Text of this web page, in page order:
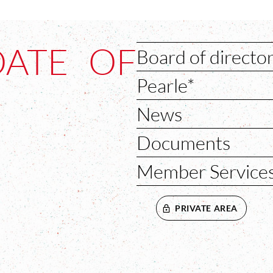
OFBoard of
Pearle*
News
Documents
Member
PRIVATE AREA